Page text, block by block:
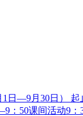
1日—9月30日）
：50课间活动9